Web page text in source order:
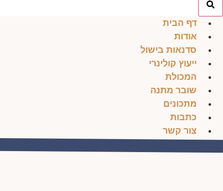
דף הבית
אודות
סדנאות בישול
ייעוץ קולינרי
המכולת
שובר מתנה
מתכונים
כתבות
צור קשר